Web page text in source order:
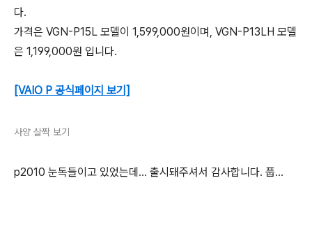
다.
가격은 VGN-P15L 모델이 1,599,000원이며, VGN-P13LH 모델
은 1,199,000원 입니다.
[VAIO P 공식페이지 보기]
사양 살짝 보기
p2010 눈독들이고 있었는데... 출시돼주셔서 감사합니다. 풉...